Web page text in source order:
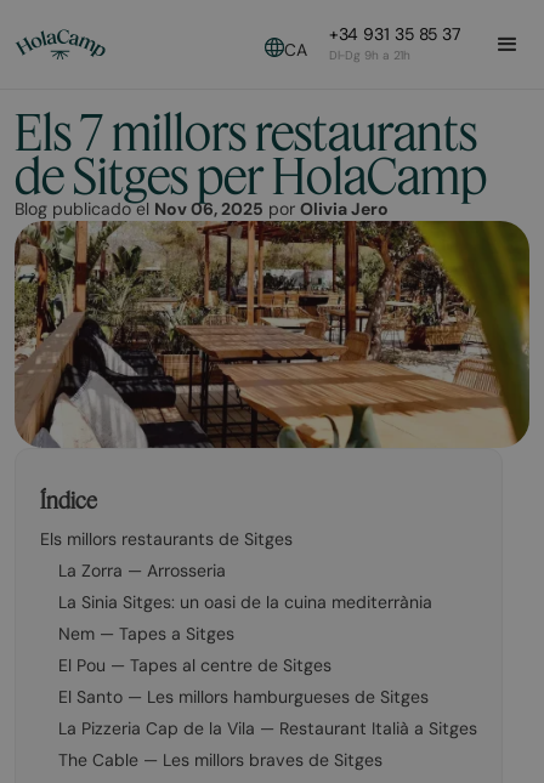
CA
+34 931 35 85 37
Dl-Dg 9h a 21h
Els 7 millors restaurants
de Sitges per HolaCamp
Blog publicado el Nov 06, 2025 por Olivia Jero
Índice
Els millors restaurants de Sitges
La Zorra — Arrosseria
La Sinia Sitges: un oasi de la cuina mediterrània
Nem — Tapes a Sitges
El Pou — Tapes al centre de Sitges
El Santo — Les millors hamburgueses de Sitges
La Pizzeria Cap de la Vila — Restaurant Italià a Sitges
The Cable — Les millors braves de Sitges